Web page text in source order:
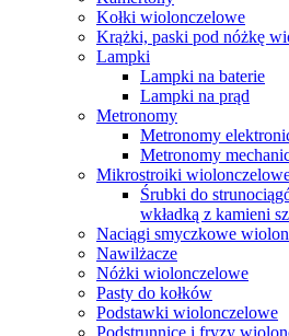
Kołki wiolonczelowe
Krążki, paski pod nóżkę
Lampki
Lampki na baterie
Lampki na prąd
Metronomy
Metronomy
Metronomy
Mikrostroiki
Śrubki do
wkładką z kamieni
Naciągi smyczkowe
Nawilżacze
Nóżki wiolonczelowe
Pasty do kołków
Podstawki wiolonczelowe
Podstrunnice i fryzy